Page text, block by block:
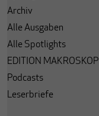
Archiv
Alle Ausgaben
Alle Spotlights
EDITION MAKROSKOP
Podcasts
Leserbriefe